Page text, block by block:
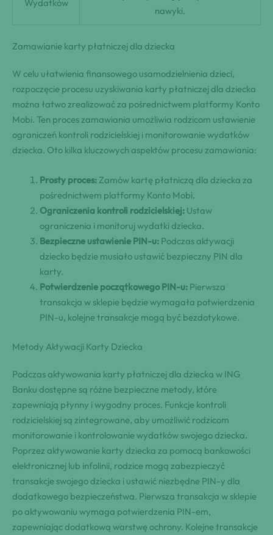
Wydatków
nawyki.
Zamawianie karty płatniczej dla dziecka
W celu ułatwienia finansowego usamodzielnienia dzieci,
rozpoczęcie procesu uzyskiwania karty płatniczej dla dziecka
można łatwo zrealizować za pośrednictwem platformy Konto
Mobi. Ten proces zamawiania umożliwia rodzicom ustawienie
ograniczeń kontroli rodzicielskiej i monitorowanie wydatków
dziecka. Oto kilka kluczowych aspektów procesu zamawiania:
Prosty proces: Zamów kartę płatniczą dla dziecka za
pośrednictwem platformy Konto Mobi.
Ograniczenia kontroli rodzicielskiej: Ustaw
ograniczenia i monitoruj wydatki dziecka.
Bezpieczne ustawienie PIN-u: Podczas aktywacji
dziecko będzie musiało ustawić bezpieczny PIN dla
karty.
Potwierdzenie początkowego PIN-u: Pierwsza
transakcja w sklepie będzie wymagała potwierdzenia
PIN-u, kolejne transakcje mogą być bezdotykowe.
Metody Aktywacji Karty Dziecka
Podczas aktywowania karty płatniczej dla dziecka w ING
Banku dostępne są różne bezpieczne metody, które
zapewniają płynny i wygodny proces. Funkcje kontroli
rodzicielskiej są zintegrowane, aby umożliwić rodzicom
monitorowanie i kontrolowanie wydatków swojego dziecka.
Poprzez aktywowanie karty dziecka za pomocą bankowości
elektronicznej lub infolinii, rodzice mogą zabezpieczyć
transakcje swojego dziecka i ustawić niezbędne PIN-y dla
dodatkowego bezpieczeństwa. Pierwsza transakcja w sklepie
po aktywowaniu wymaga potwierdzenia PIN-em,
zapewniając dodatkową warstwę ochrony. Kolejne transakcje